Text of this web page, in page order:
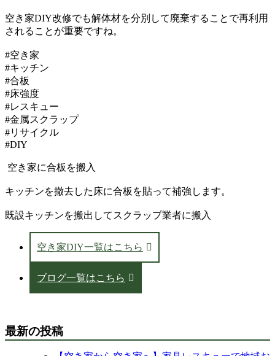
空き家DIY改修でも解体材を分別して廃棄することで再利用
されることが重要ですね。
#空き家
#キッチン
#合板
#床強度
#レスキュー
#金属スクラップ
#リサイクル
#DIY
空き家に合板を搬入
キッチンを撤去した床に合板を貼って補強します。
既設キッチンを搬出してスクラップ業者に搬入
空き家DIY一覧はこちら
ブログ一覧はこちら
最新の投稿